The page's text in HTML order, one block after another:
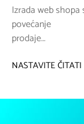
Izrada web
povećanje
prodaje…
NASTAVITE ČITATI